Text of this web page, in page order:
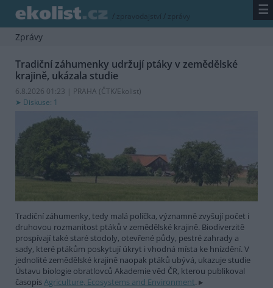
/ zpravodajství / zprávy ☰
Zprávy
Tradiční záhumenky udržují ptáky v zemědělské
krajině, ukázala studie
6.8.2026 01:23 | PRAHA (ČTK/Ekolist)
Diskuse: 1
Tradiční záhumenky, tedy malá políčka, významně zvyšují počet i
druhovou rozmanitost ptáků v zemědělské krajině. Biodiverzitě
prospívají také staré stodoly, otevřené půdy, pestré zahrady a
sady, které ptákům poskytují úkryt i vhodná místa ke hnízdění. V
jednolité zemědělské krajině naopak ptáků ubývá, ukazuje studie
Ústavu biologie obratlovců Akademie věd ČR, kterou publikoval
časopisAgriculture, Ecosystems and Environment.